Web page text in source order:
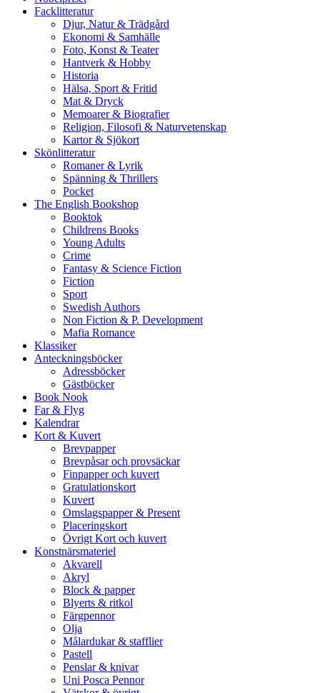
Facklitteratur
Djur, Natur & Trädgård
Ekonomi & Samhälle
Foto, Konst & Teater
Hantverk & Hobby
Historia
Hälsa, Sport & Fritid
Mat & Dryck
Memoarer & Biografier
Religion, Filosofi & Naturvetenskap
Kartor & Sjökort
Skönlitteratur
Romaner & Lyrik
Spänning & Thrillers
Pocket
The English Bookshop
Booktok
Childrens Books
Young Adults
Crime
Fantasy & Science Fiction
Fiction
Sport
Swedish Authors
Non Fiction & P. Development
Mafia Romance
Klassiker
Anteckningsböcker
Adressböcker
Gästböcker
Book Nook
Far & Flyg
Kalendrar
Kort & Kuvert
Brevpapper
Brevpåsar och provsäckar
Finpapper och kuvert
Gratulationskort
Kuvert
Omslagspapper & Present
Placeringskort
Övrigt Kort och kuvert
Konstnärsmateriel
Akvarell
Akryl
Block & papper
Blyerts & ritkol
Färgpennor
Olja
Målardukar & stafflier
Pastell
Penslar & knivar
Uni Posca Pennor